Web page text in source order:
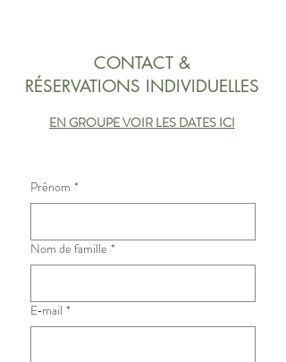
CONTACT &
RÉSERVATIONS INDIVIDUELLES
EN GROUPE VOIR LES DATES ICI
Prénom *
Nom de famille *
E‑mail *